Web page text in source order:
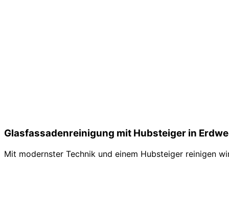
Glasfassadenreinigung mit Hubsteiger in
Mit modernster Technik und einem Hubsteiger reinigen